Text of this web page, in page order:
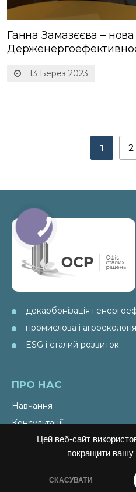
Цей веб-сайт
покращити вашу
СКАСУВАТИ
13 Берез 2023
Ганна Замазєєва – нова
1 2
декарбонізація і
промислова і агроекологія
ESG і сталий розвиток
ПРО НАС
Навчання
Консультації
Послуги
Спецпроекти